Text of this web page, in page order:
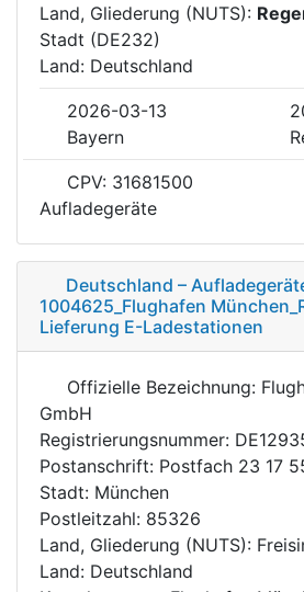
Land, Gliederung (NUTS):
Stadt (DE232)
Land: Deutschland
2026-03-13
Bayern
CPV: 31681500
Aufladegeräte
Deutschland –
1004625_Flughafen
Lieferung E-Ladestationen
Offizielle Bezeichnung:
GmbH
Registrierungsnummer:
Postanschrift: Postfach 23 17
Stadt: München
Postleitzahl: 85326
Land, Gliederung (NUTS):
Land: Deutschland